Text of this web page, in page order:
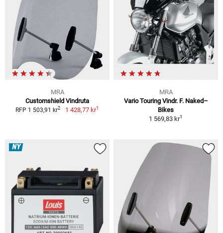
MRA
Customshield Vindruta
RFP 1 503,91 kr2 1 428,77 kr1
MRA
Vario Touring Vindr. F. Naked–
Bikes
1 569,83 kr1
NY